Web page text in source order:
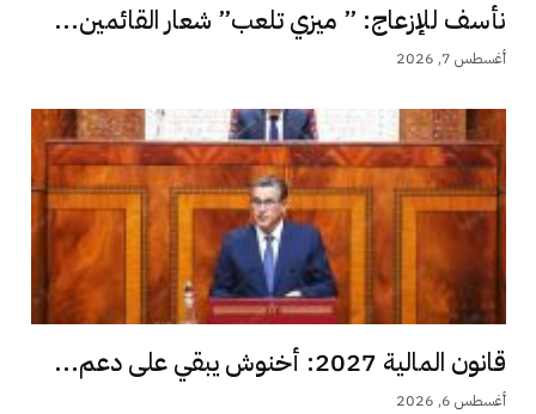
نأسف للإزعاج: ” ميزي تلعب” شعار القائمين...
أغسطس 7, 2026
قانون المالية 2027: أخنوش يبقي على دعم...
أغسطس 6, 2026